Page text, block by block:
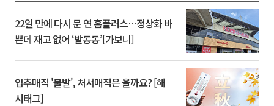
22일 만에 다시 문 연 홈플러스…정상화 바
쁜데 재고 없어 ‘발동동’[가보니]
입추매직 '불발', 처서매직은 올까요? [해
시태그]